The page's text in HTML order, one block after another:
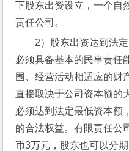
下股东出资设立，一个自
责任公司。
2）股东出资达到法
必须具备基本的民事责任
围、经营活动相适应的财
直接取决于公司资本额的
必须达到法定最低资本额
的合法权益。有限责任公
币3万元，股东也可以分